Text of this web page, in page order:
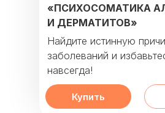
Купить
«ПСИХОСОМАТИКА
И ДЕРМАТИТОВ»
Найдите истинную
заболеваний и
навсегда!